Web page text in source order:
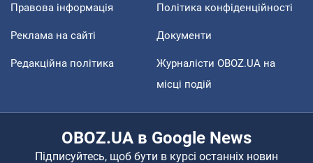
Правова інформація Політика конфіденційності
Реклама на сайті Документи
Редакційна політика
Журналісти OBOZ.UA на
місці подій
OBOZ.UA в Google News
Підписуйтесь, щоб бути в курсі останніх новин